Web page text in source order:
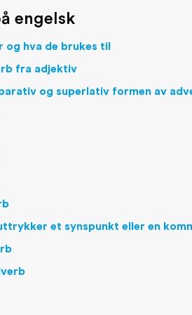
engelsk
og hva de brukes til
fra adjektiv
og superlativ formen av
et synspunkt eller en